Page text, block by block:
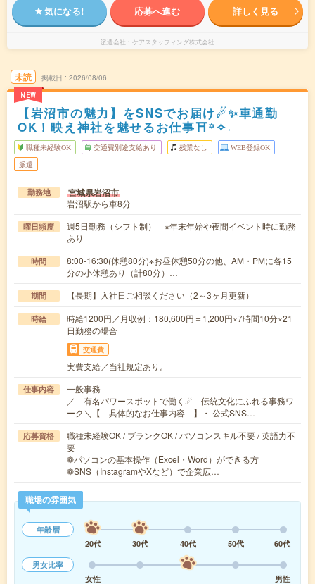
気になる! 応募へ進む 詳しく見る
派遣会社 ケアスタッフィング株式会社
未読
NEW
掲載日 2026/08/06
【岩沼市の魅力】をSNSでお届け☄✨車通勤
OK！映え神社を魅せるお仕事⛩꙳✧˖
職種未経験OK 交通費別途支給あり 残業なし WEB登録OK
派遣
勤務地 宮城県岩沼市
岩沼駅から車8分
曜日頻度
週5日勤務（シフト制） ※年末年始や夜間イベント時に勤務
あり
時間
8:00-16:30(休憩80分)※お昼休憩50分の他、AM・PMに各15
分の小休憩あり（計80分）…
期間 【長期】入社日ご相談ください（2～3ヶ月更新）
時給
時給1200円／月収例：180,600円＝1,200円×7時間10分×21
日勤務の場合
交通費
実費支給／当社規定あり。
仕事内容
一般事務
／ 有名パワースポットで働く☄ 伝統文化にふれる事務ワ
ーク＼【 具体的なお仕事内容 】・ 公式SNS…
応募資格
職種未経験OK / ブランクOK / パソコンスキル不要 / 英語力不
要
❁パソコンの基本操作（Excel・Word）ができる方
❁SNS（InstagramやXなど）で企業広…
職場の雰囲気
年齢層
20代
30代 40代 50代
60代
男女比率
女性
男性